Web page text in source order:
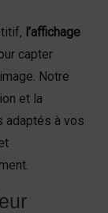
l’affichage
capter
Notre
et la
adaptés à vos